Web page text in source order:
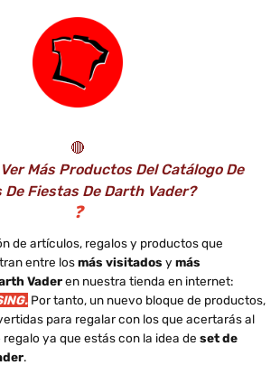
🔴
Más Productos Del Catálogo De
De Fiestas De Darth Vader?
❓
de artículos, regalos y productos que
entre losmás visitados y más
Vaderen nuestra tienda en internet:
Por tanto, un nuevo bloque de productos,
para regalar con los que acertarás al
regalo ya que estás con la idea de set de
.